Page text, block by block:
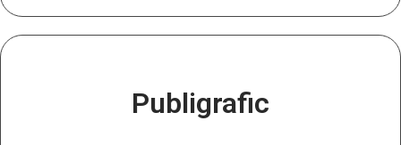
Publigrafic